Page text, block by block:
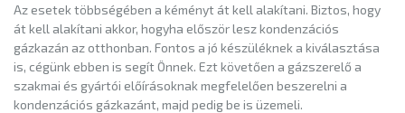
Az esetek többségében a kéményt át kell alakítani. Biztos, hogy
át kell alakítani akkor, hogyha először lesz kondenzációs
gázkazán az otthonban. Fontos a jó készüléknek a kiválasztása
is, cégünk ebben is segít Önnek. Ezt követően a gázszerelő a
szakmai és gyártói előírásoknak megfelelően beszerelni a
kondenzációs gázkazánt, majd pedig be is üzemeli.